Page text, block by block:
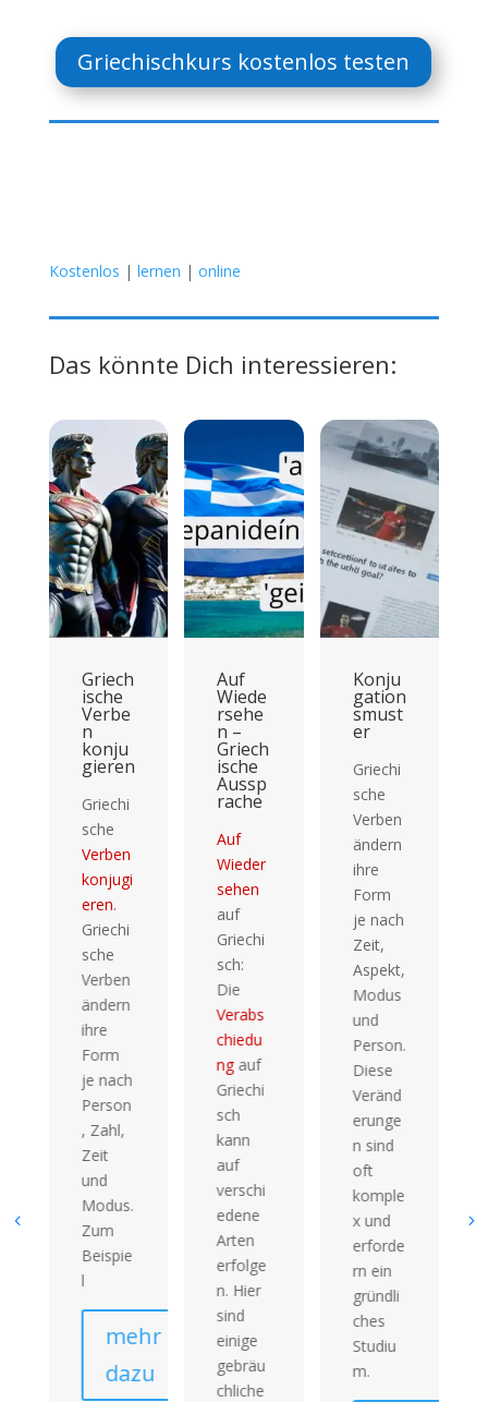
Griechischkurs kostenlos testen
Kostenlos | lernen | online
Das könnte Dich interessieren:
Griech
ische
Verbe
n
konju
gieren
Griechi
sche
Verben
konjugi
eren.
Griechi
sche
Verben
ändern
ihre
Form
je nach
Person
, Zahl,
Zeit
und
Modus.
Zum
Beispie
l
mehr
dazu
Auf
Wiede
rsehe
n –
Griech
ische
Aussp
rache
Auf
Wieder
sehen
auf
Griechi
sch:
Die
Verabs
chiedu
ng auf
Griechi
sch
kann
auf
verschi
edene
Arten
erfolge
n. Hier
sind
einige
gebräu
chliche
Konju
gation
smust
er
Griechi
sche
Verben
ändern
ihre
Form
je nach
Zeit,
Aspekt,
Modus
und
Person.
Diese
Veränd
erunge
n sind
oft
komple
x und
erforde
rn ein
gründli
ches
Studiu
m.